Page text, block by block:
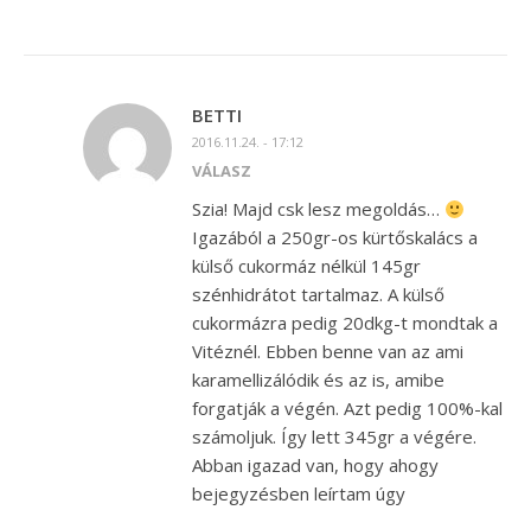
BETTI
2016.11.24. - 17:12
VÁLASZ
Szia! Majd csk lesz megoldás…
Igazából a 250gr-os kürtőskalács a
külső cukormáz nélkül 145gr
szénhidrátot tartalmaz. A külső
cukormázra pedig 20dkg-t mondtak a
Vitéznél. Ebben benne van az ami
karamellizálódik és az is, amibe
forgatják a végén. Azt pedig 100%-kal
számoljuk. Így lett 345gr a végére.
Abban igazad van, hogy ahogy
bejegyzésben leírtam úgy